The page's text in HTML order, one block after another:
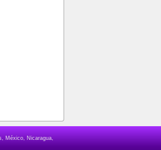
México, Nicaragua,